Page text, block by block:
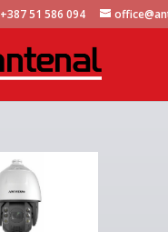
+387 51 586 094